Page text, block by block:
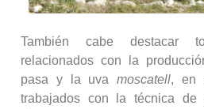
También cabe destacar
relacionados con la
pasa y la uva moscatell, en
trabajados con la técnica